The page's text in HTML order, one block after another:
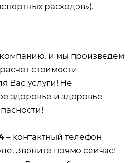
расходов»).
и мы произведем
стоимости
Вас услуги! Не
здоровье и здоровье
– контактный телефон
Звоните прямо сейчас!